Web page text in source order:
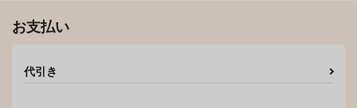
お支払い
代引き